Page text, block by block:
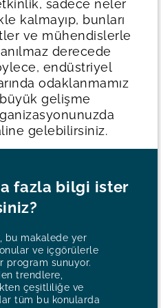
sadece neler
kalmayıp, bunları
ve mühendislerle
derecede
endüstriyel
odaklanmamız
gelişme
gelebilirsiniz.
fazla bilgi ister
bu makalede yer
ve içgörülerle
program sunuyor.
trendlere,
çeşitliliğe ve
tüm bu konularda